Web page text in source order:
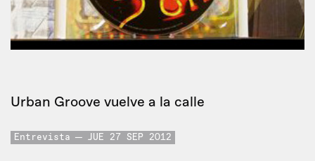
Urban Groove vuelve a la calle
Entrevista JUE 27 SEP 2012